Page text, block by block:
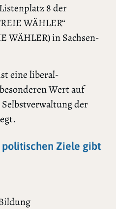
8 der
WÄHLER“
WÄHLER) in Sachsen-
eine liberal-
Wert auf
der
Ziele gibt